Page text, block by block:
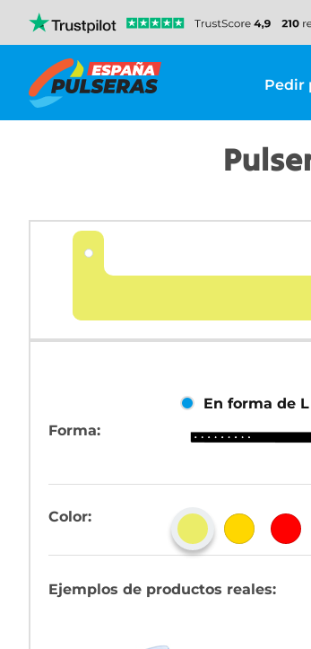
Pedir
Forma:
En forma de L
Color:
Ejemplos de productos reales: